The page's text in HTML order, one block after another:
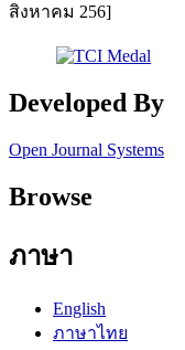
สิงหาคม 256]
Developed By
Open Journal Systems
Browse
ภาษา
English
ภาษาไทย